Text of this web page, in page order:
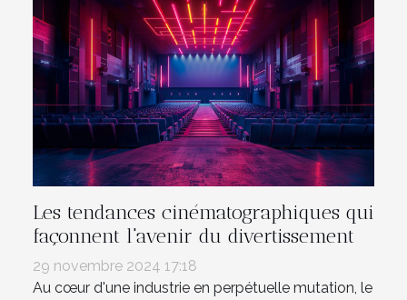
Les tendances cinématographiques qui
façonnent l'avenir du divertissement
29 novembre 2024 17:18
Au cœur d'une industrie en perpétuelle mutation, le